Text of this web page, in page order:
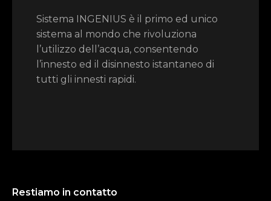
Sistema INGENIUS è il primo ed unico
sistema al mondo che rivoluziona
l’utilizzo dell’acqua, consentendo
l’innesto ed il disinnesto istantaneo di
tutti gli innesti rapidi.
Restiamo in contatto